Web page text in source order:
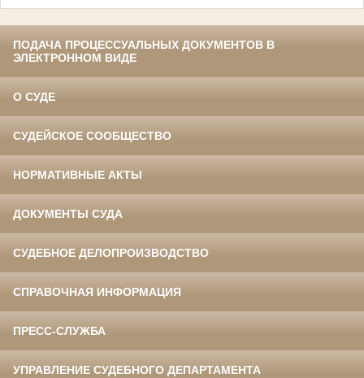
ПОДАЧА ПРОЦЕССУАЛЬНЫХ ДОКУМЕНТОВ В
ЭЛЕКТРОННОМ ВИДЕ
О СУДЕ
СУДЕЙСКОЕ СООБЩЕСТВО
НОРМАТИВНЫЕ АКТЫ
ДОКУМЕНТЫ СУДА
СУДЕБНОЕ ДЕЛОПРОИЗВОДСТВО
СПРАВОЧНАЯ ИНФОРМАЦИЯ
ПРЕСС-СЛУЖБА
УПРАВЛЕНИЕ СУДЕБНОГО ДЕПАРТАМЕНТА